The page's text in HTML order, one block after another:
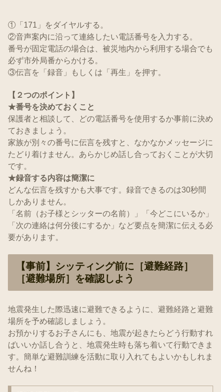
①「171」をダイヤルする。
②音声案内に沿って連絡したい電話番号を入力する。
番号が固定電話の場合は、被災地内から利用する場合でも
必ず市外局番からかける。
③伝言を「録音」もしくは「再生」を押す。
【２つのポイント】
★番号を決めておくこと
保護者と相談して、どの電話番号を使用するか事前に決め
ておきましょう。
家族が別々の番号に伝言を残すと、なかなかメッセージに
たどり着けません。あらかじめ話し合っておくことが大切
です。
★録音する内容は簡潔に
どんな伝言を残すかも大事です。録音できるのは30秒間
しかありません。
「名前（お子様とシッターの名前）」「今どこにいるか」
「次の連絡は何分後にするか」など要点を簡潔に伝える必
要があります。
【事前】シッティング前に［避難経路］
［避難場所］を確認しよう
地震発生した際迅速に避難できるように、避難経路と避難
場所を予め確認しましょう。
お預かりするお子さんにも、地震が起きたらどう行動すれ
ばいいか話し合うと、地震発生時も落ち着いて行動できま
す。簡単な避難訓練を活動に取り入れてもよいかもしれま
せんね！